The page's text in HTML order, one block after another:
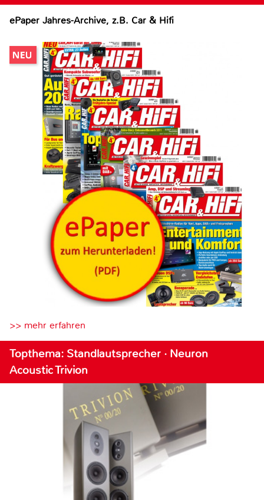
ePaper Jahres-Archive, z.B. Car & Hifi
>> mehr erfahren
Topthema: Standlautsprecher · Neuron
Acoustic Trivion